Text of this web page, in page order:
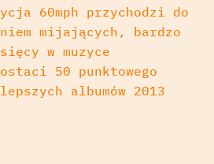
60mph przychodzi do
mijających, bardzo
w muzyce
50 punktowego
albumów 2013